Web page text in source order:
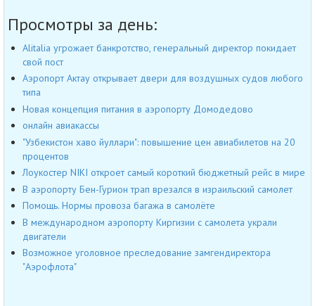
Просмотры за день:
Alitalia угрожает банкротство, генеральный директор покидает
свой пост
Аэропорт Актау открывает двери для воздушных судов любого
типа
Новая концепция питания в аэропорту Домодедово
онлайн авиакассы
"Узбекистон хаво йуллари": повышение цен авиабилетов на 20
процентов
Лоукостер NIKI откроет самый короткий бюджетный рейс в мире
В аэропорту Бен-Гурион трап врезался в израильский самолет
Помощь. Нормы провоза багажа в самолёте
В международном аэропорту Киргизии с самолета украли
двигатели
Возможное уголовное преследование замгендиректора
"Аэрофлота"